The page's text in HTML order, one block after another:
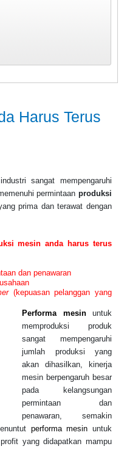
Harus Terus
sangat mempengaruhi
permintaan produksi
prima dan terawat dengan
mesin anda harus terus
dan penawaran
(kepuasan pelanggan yang
Performa mesinuntuk
memproduksi produk
sangat mempengaruhi
jumlah produksi yang
akan dihasilkan, kinerja
mesin berpengaruh besar
pada kelangsungan
permintaan dan
penawaran, semakin
performa mesin untuk
yang didapatkan mampu